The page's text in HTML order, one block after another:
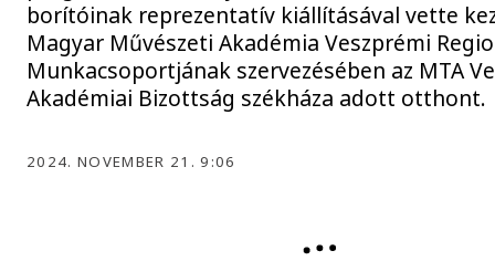
borítóinak reprezentatív kiállításával vette
Magyar Művészeti Akadémia Veszprémi
Munkacsoportjának szervezésében az MTA
Akadémiai Bizottság székháza adott
2024. NOVEMBER 21. 9:06